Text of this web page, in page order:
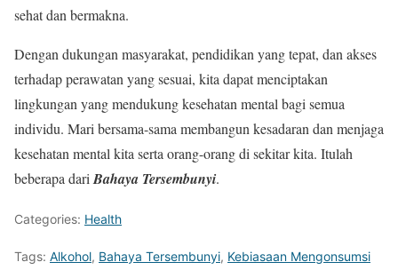
sehat dan bermakna.
Dengan dukungan masyarakat, pendidikan yang tepat, dan akses
terhadap perawatan yang sesuai, kita dapat menciptakan
lingkungan yang mendukung kesehatan mental bagi semua
individu. Mari bersama-sama membangun kesadaran dan menjaga
kesehatan mental kita serta orang-orang di sekitar kita. Itulah
beberapa dari Bahaya Tersembunyi.
Categories: Health
Tags: Alkohol, Bahaya Tersembunyi, Kebiasaan Mengonsumsi